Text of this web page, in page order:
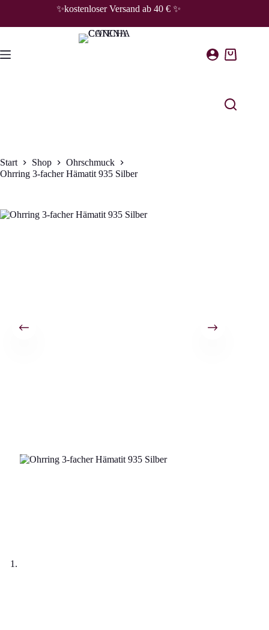
springen
✨kostenloser Versand ab 40 € ✨
Warenkorb
Start Shop
Ohrschmuck
Ohrring 3-facher Hämatit 935 Silber